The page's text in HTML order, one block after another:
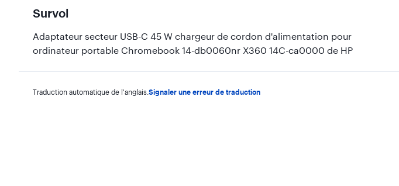
Survol
Adaptateur secteur USB-C 45 W chargeur de cordon d'alimentation pour
ordinateur portable Chromebook 14-db0060nr X360 14C-ca0000 de HP
Traduction automatique de l'anglais. Signaler une erreur de traduction